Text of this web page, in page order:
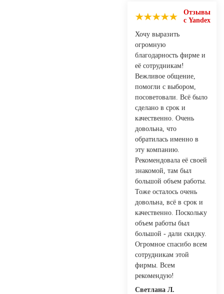
Отзывы
с Yandex
Хочу выразить
огромную
благодарность фирме и
её сотрудникам!
Вежливое общение,
помогли с выбором,
посоветовали. Всё было
сделано в срок и
качественно. Очень
довольна, что
обратилась именно в
эту компанию.
Рекомендовала её своей
знакомой, там был
большой объем работы.
Тоже осталось очень
довольна, всё в срок и
качественно. Поскольку
объем работы был
большой - дали скидку.
Огромное спасибо всем
сотрудникам этой
фирмы. Всем
рекомендую!
Светлана Л.